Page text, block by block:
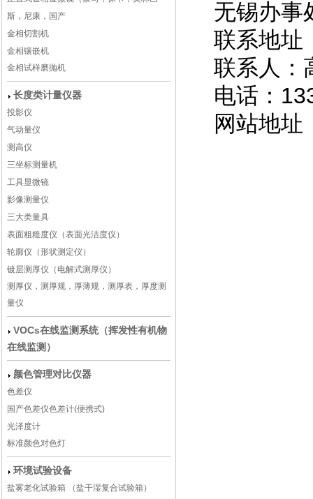
斯，尼康，国产
金相切割机
金相镶嵌机
金相试样磨抛机
长度类计量仪器
投影仪
气动量仪
测高仪
三坐标测量机
工具显微镜
影像测量仪
三大类量具
表面粗糙度仪（表面光洁度仪）
轮廓仪（形状测定仪）
镀层测厚仪（电解式测厚仪）
测厚仪，测厚规，厚薄规，测厚表，厚度测
量仪
VOCs在线监测系统（挥发性有机物
在线监测）
颜色管理对比仪器
色差仪
国产色差仪色差计(便携式)
光泽度计
标准颜色对色灯
环境试验设备
盐雾老化试验箱 （盐干湿复合试验箱）
无锡办事
联系地址
联系人：
电话：
网站地址